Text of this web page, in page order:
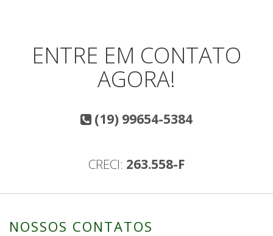
ENTRE EM CONTATO
AGORA!
(19) 99654-5384
CRECI: 263.558-F
NOSSOS CONTATOS